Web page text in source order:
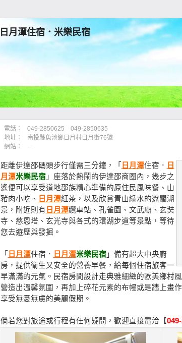
日月潭住宿．米樂民宿
電話：
049-2850625 049-2850635
地址：
南投縣魚池鄉日月村日月街76號
網站：
--
距離伊達邵碼頭步行僅需三分鐘，「 日月潭住宿．
日
月潭米樂民宿」座落於熱鬧的伊達邵商圈內，幾步之
遙便可以享受道地邵族精心準備的原住民風味餐、山
豬肉小吃、 日月潭紅茶，以及欣賞青山綠水的遼闊湖
景，附近則有 日月潭纜車站、孔雀園、文武廟、玄奘
寺、慈恩塔、玄光寺與各式的環湖步道等景點，等待
您去遊歷與發掘。
「 日月潭住宿． 日月潭米樂民宿」備有超大中央廚
房，提供衛生又安全的營養早餐，給每個住宿旅客一
早滿滿的元氣。民宿房間設計走典雅細緻的歐美鄉村
營造出溫馨氛圍，再加上碎花元素的布幔或是牆上畫
享受無憂無慮的美麗假期。
倘若您對旅途或行程有任何疑問，歡迎直接電洽【